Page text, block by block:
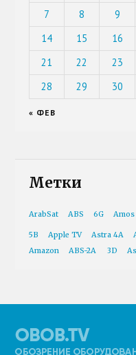
7
8 9
14
15 16
21
22 23
28
29 30
« ФЕВ
Метки
ArabSat ABS 6G Amos
5B Apple TV Astra 4A
Amazon ABS-2A 3D